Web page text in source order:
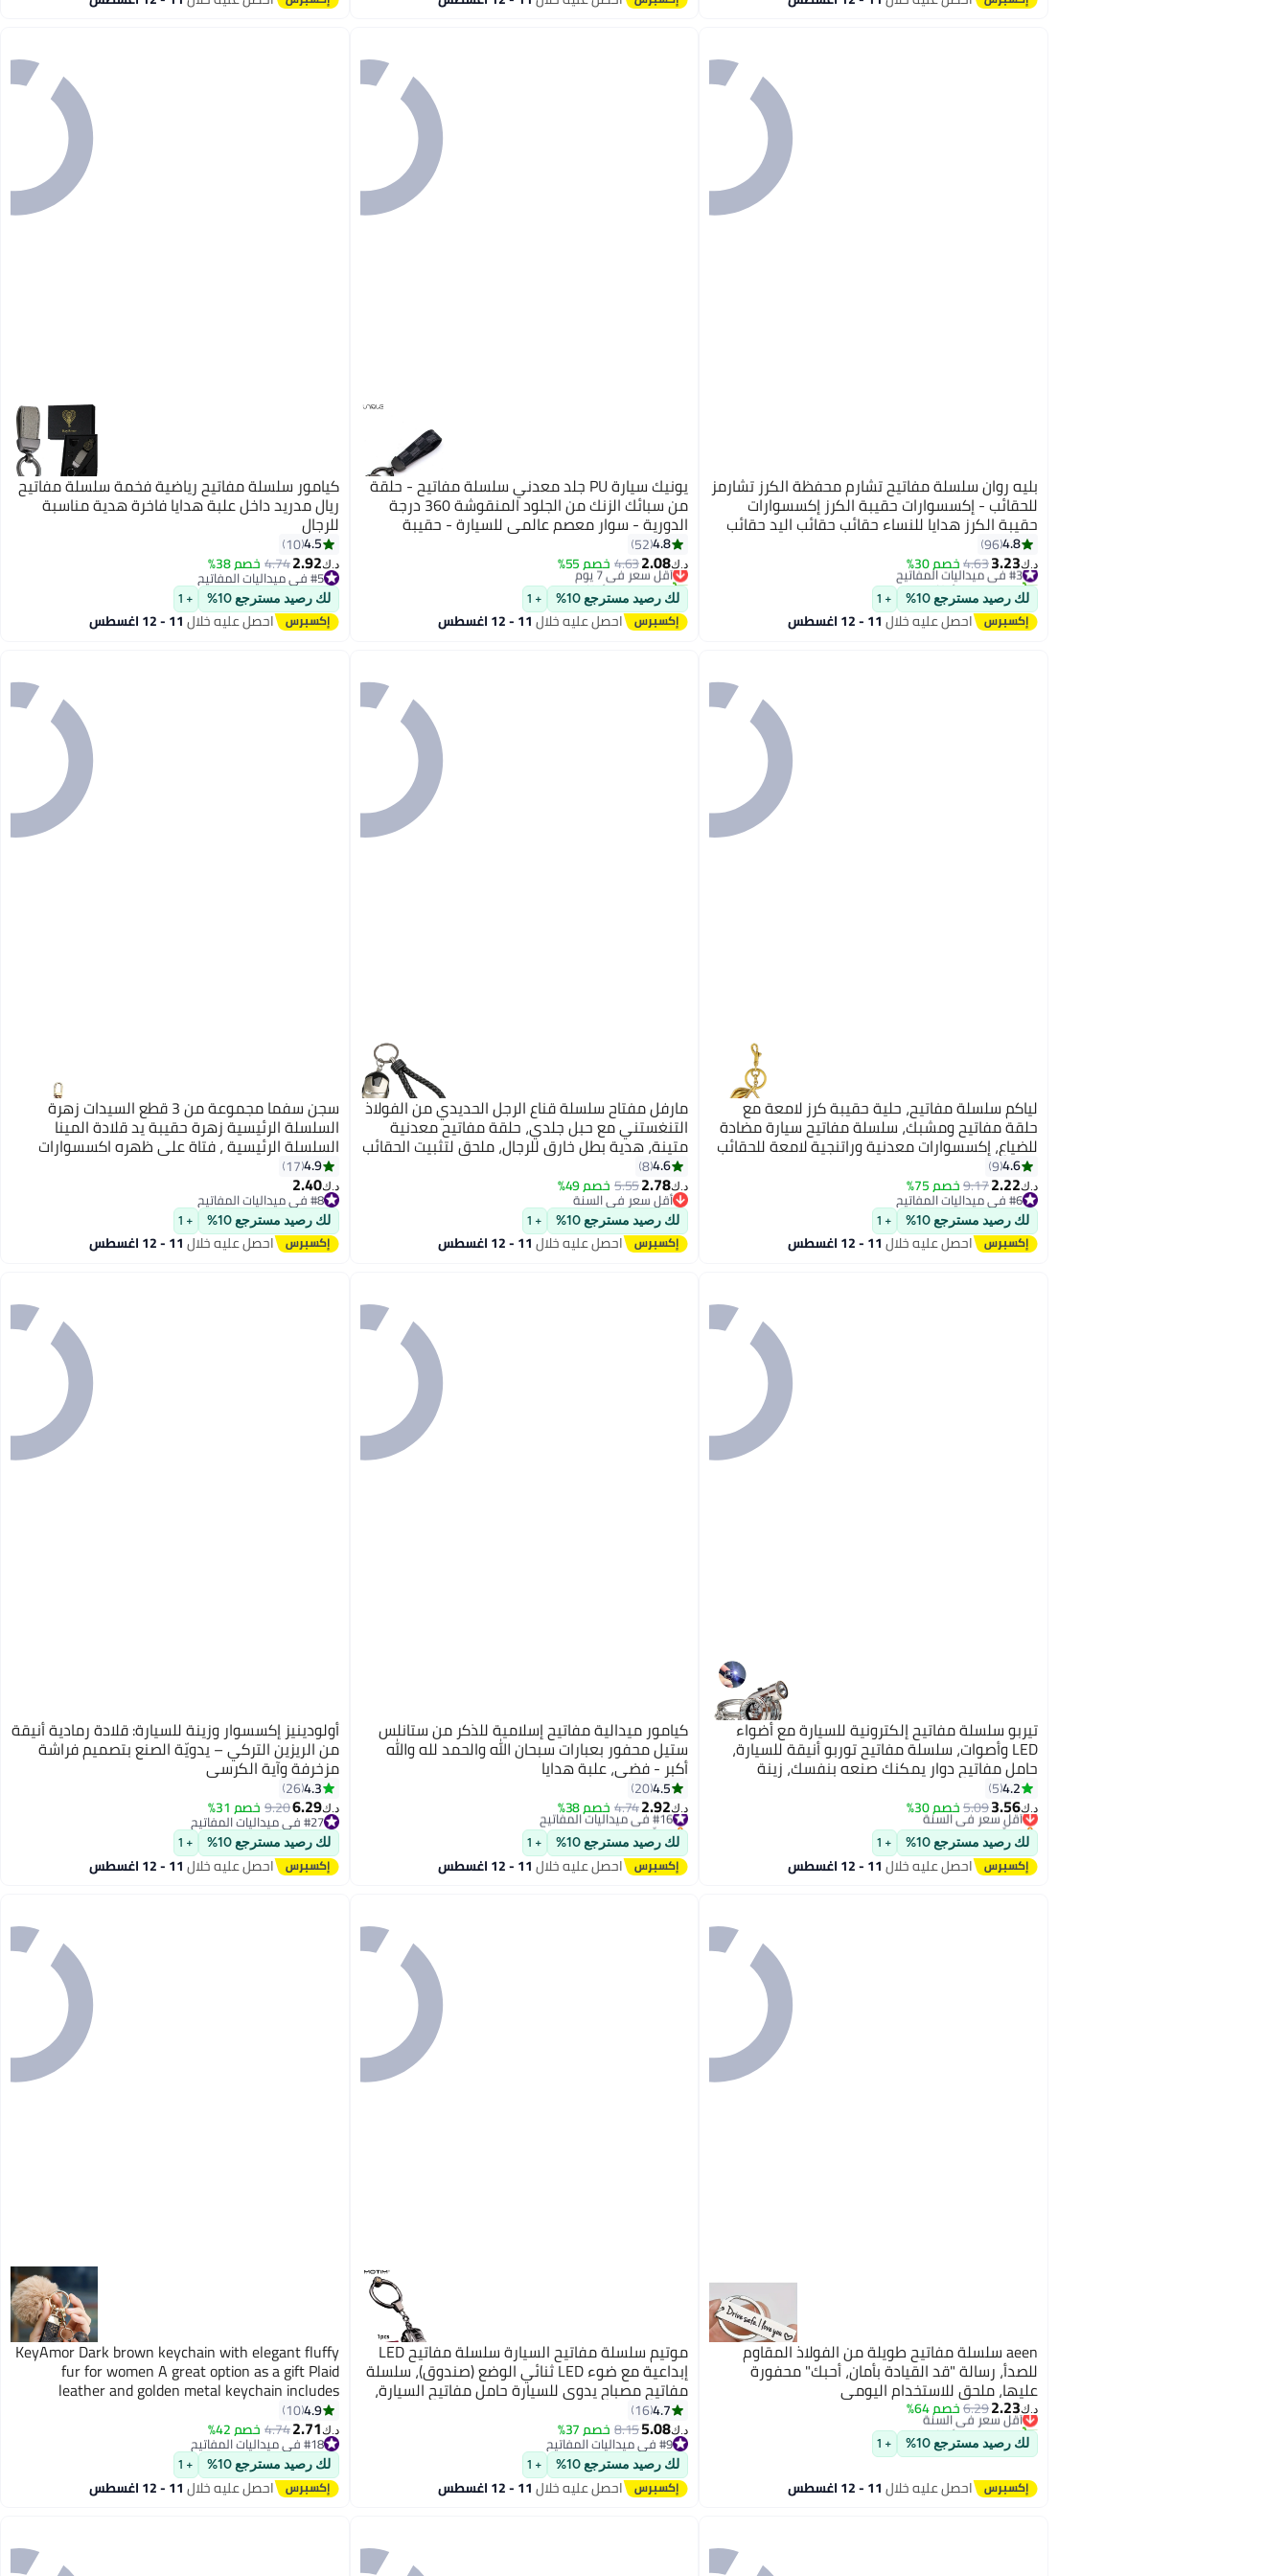
بليه روان سلسلة مفاتيح تشارم محفظة الكرز تشارمز
للحقائب - إكسسوارات حقيبة الكرز إكسسوارات
حقيبة الكرز هدايا للنساء حقائب حقائب اليد حقائب
اليد محافظ حقائب الظهر
4.8
96
د.ك‏3.23
4.63خصم 30% #3 في ميداليات المفاتيح
تم بيع +20 مؤخرًا
#3 في ميداليات المفاتيح
لك رصيد مسترجع 10% + 1
احصل عليه خلال11 - 12 اغسطس
يونيك سيارة PU جلد معدني سلسلة مفاتيح - حلقة
من سبائك الزنك من الجلود المنقوشة 360 درجة
الدورية - سوار معصم عالمي للسيارة - حقيبة
مدرسية رئيسية قلادة ديكور السيارة - أسود / إرسال
مفك براغي
4.8
52
د.ك‏2.08
4.63خصم 55%أقل سعر في 7 يوم
تم بيع +20 مؤخرًا
أقل سعر في 7 يوم
لك رصيد مسترجع 10% + 1
احصل عليه خلال11 - 12 اغسطس
كيامور سلسلة مفاتيح رياضية فخمة سلسلة مفاتيح
ريال مدريد داخل علبة هدايا فاخرة هدية مناسبة
للرجال
4.5
10
د.ك‏2.92
4.74خصم 38%
#5 في ميداليات المفاتيح
#5 في ميداليات المفاتيح
لك رصيد مسترجع 10% + 1
احصل عليه خلال11 - 12 اغسطس
لياكم سلسلة مفاتيح، حلية حقيبة كرز لامعة مع
حلقة مفاتيح ومشبك، سلسلة مفاتيح سيارة مضادة
للضياع، إكسسوارات معدنية وراتنجية لامعة للحقائب
والحقائب.
4.6
9
د.ك‏2.22
9.17خصم 75%
#6 في ميداليات المفاتيح
#6 في ميداليات المفاتيح
لك رصيد مسترجع 10% + 1
احصل عليه خلال11 - 12 اغسطس
مارفل مفتاح سلسلة قناع الرجل الحديدي من الفولاذ
التنغستني مع حبل جلدي، حلقة مفاتيح معدنية
متينة، هدية بطل خارق للرجال، ملحق لتثبيت الحقائب
4.6
8
د.ك‏2.78
5.55خصم 49%
أقل سعر في السنة
أقل سعر في السنة
لك رصيد مسترجع 10% + 1
احصل عليه خلال11 - 12 اغسطس
سجن سفما مجموعة من 3 قطع السيدات زهرة
السلسلة الرئيسية زهرة حقيبة يد قلادة المينا
السلسلة الرئيسية ، فتاة على ظهره اكسسوارات
جميلة ، مفتاح السيارة ، وحقيبة يد ، محفظة
4.9
17
د.ك‏2.40
#8 في ميداليات المفاتيح
#8 في ميداليات المفاتيح
لك رصيد مسترجع 10% + 1
احصل عليه خلال11 - 12 اغسطس
تيربو سلسلة مفاتيح إلكترونية للسيارة مع أضواء
LED وأصوات، سلسلة مفاتيح توربو أنيقة للسيارة،
حامل مفاتيح دوار يمكنك صنعه بنفسك، زينة
للسيارة، هدايا مثالية
4.2
5
د.ك‏3.56
5.09خصم 30%
#17 في ميداليات المفاتيح
أقل سعر في السنة
بتخلّص بسرعة
#17 في ميداليات المفاتيح
لك رصيد مسترجع 10% + 1
احصل عليه خلال11 - 12 اغسطس
كيامور ميدالية مفاتيح إسلامية للذكر من ستانلس
ستيل محفور بعبارات سبحان الله والحمد لله والله
أكبر - فضي، علبة هدايا
4.5
20
د.ك‏2.92
4.74خصم 38% #16 في ميداليات المفاتيح
بتخلّص بسرعة
#16 في ميداليات المفاتيح
لك رصيد مسترجع 10% + 1
احصل عليه خلال11 - 12 اغسطس
أولودينيز إكسسوار وزينة للسيارة: قلادة رمادية أنيقة
من الريزين التركي – يدويّة الصنع بتصميم فراشة
مزخرفة وآية الكرسي
4.3
26
د.ك‏6.29
9.20خصم 31%
#27 في ميداليات المفاتيح
#27 في ميداليات المفاتيح
لك رصيد مسترجع 10% + 1
احصل عليه خلال11 - 12 اغسطس
aeen سلسلة مفاتيح طويلة من الفولاذ المقاوم
للصدأ، رسالة "قد القيادة بأمان، أحبك" محفورة
عليها، ملحق للاستخدام اليومي
د.ك‏2.23
6.29خصم 64%
#13 في ميداليات المفاتيح
أقل سعر في السنة
تم بيع +20 مؤخرًا
#13 في ميداليات المفاتيح
لك رصيد مسترجع 10% + 1
احصل عليه خلال11 - 12 اغسطس
موتيم سلسلة مفاتيح السيارة سلسلة مفاتيح LED
إبداعية مع ضوء LED ثنائي الوضع (صندوق)، سلسلة
مفاتيح مصباح يدوي للسيارة حامل مفاتيح السيارة،
سلسلة مفاتيح إكسسوارات حقيبة السيارة زينة
السيارة هدايا مثالية
4.7
16
د.ك‏5.08
8.15خصم 37%
#9 في ميداليات المفاتيح
#9 في ميداليات المفاتيح
لك رصيد مسترجع 10% + 1
احصل عليه خلال11 - 12 اغسطس
KeyAmor Dark brown keychain with elegant fluffy
fur for women A great option as a gift Plaid
leather and golden metal keychain includes
matching accessories
4.9
10
د.ك‏2.71
4.74خصم 42%
#18 في ميداليات المفاتيح
#18 في ميداليات المفاتيح
لك رصيد مسترجع 10% + 1
احصل عليه خلال11 - 12 اغسطس